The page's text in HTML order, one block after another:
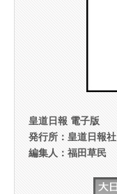
皇道日報 電子版
発行所：皇道日報社
編集人：福田草民